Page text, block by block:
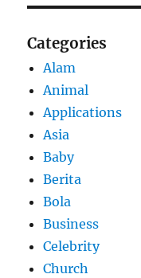
Categories
Alam
Animal
Applications
Asia
Baby
Berita
Bola
Business
Celebrity
Church